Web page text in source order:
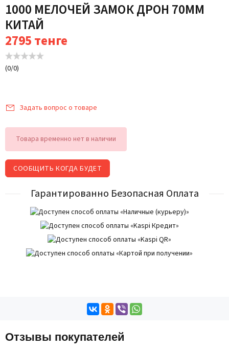
1000 МЕЛОЧЕЙ ЗАМОК ДРОН 70ММ
КИТАЙ
2795тенге
(0/0)
Задать вопрос о товаре
Товара временно нет в наличии
СООБЩИТЬ КОГДА БУДЕТ
Гарантированно Безопасная Оплата
Отзывы покупателей